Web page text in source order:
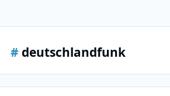
# deutschlandfunk